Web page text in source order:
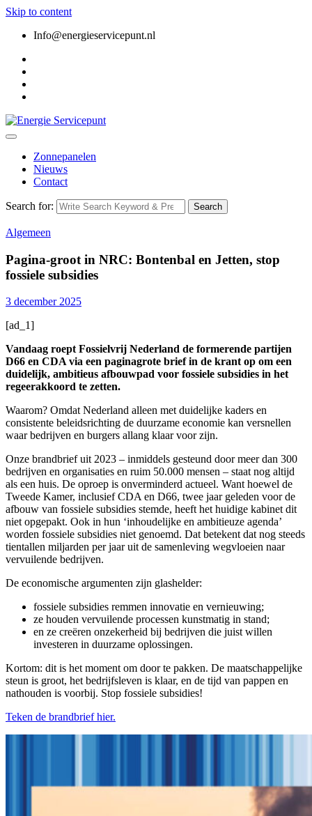
Skip to content
Info@energieservicepunt.nl
Zonnepanelen
Nieuws
Contact
Search for: Search
Algemeen
Pagina-groot in NRC: Bontenbal en Jetten, stop
fossiele subsidies
3 december 2025
[ad_1]
Vandaag roept Fossielvrij Nederland de formerende partijen
D66 en CDA via een paginagrote brief in de krant op om een
duidelijk, ambitieus afbouwpad voor fossiele subsidies in het
regeerakkoord te zetten.
Waarom? Omdat Nederland alleen met duidelijke kaders en
consistente beleidsrichting de duurzame economie kan versnellen
waar bedrijven en burgers allang klaar voor zijn.
Onze brandbrief uit 2023 – inmiddels gesteund door meer dan 300
bedrijven en organisaties en ruim 50.000 mensen – staat nog altijd
als een huis. De oproep is onverminderd actueel. Want hoewel de
Tweede Kamer, inclusief CDA en D66, twee jaar geleden voor de
afbouw van fossiele subsidies stemde, heeft het huidige kabinet dit
niet opgepakt. Ook in hun ‘inhoudelijke en ambitieuze agenda’
worden fossiele subsidies niet genoemd. Dat betekent dat nog steeds
tientallen miljarden per jaar uit de samenleving wegvloeien naar
vervuilende bedrijven.
De economische argumenten zijn glashelder:
fossiele subsidies remmen innovatie en vernieuwing;
ze houden vervuilende processen kunstmatig in stand;
en ze creëren onzekerheid bij bedrijven die juist willen
investeren in duurzame oplossingen.
Kortom: dit is het moment om door te pakken. De maatschappelijke
steun is groot, het bedrijfsleven is klaar, en de tijd van pappen en
nathouden is voorbij. Stop fossiele subsidies!
Teken de brandbrief hier.